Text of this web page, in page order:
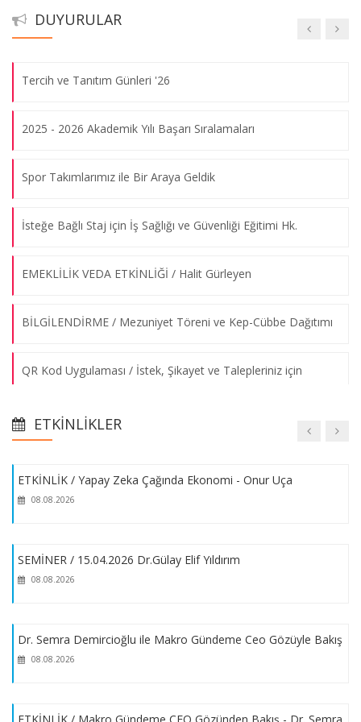
DUYURULAR
Tercih ve Tanıtım Günleri '26
2025 - 2026 Akademik Yılı Başarı Sıralamaları
Spor Takımlarımız ile Bir Araya Geldik
İsteğe Bağlı Staj için İş Sağlığı ve Güvenliği Eğitimi Hk.
EMEKLİLİK VEDA ETKİNLİĞİ / Halit Gürleyen
BİLGİLENDİRME / Mezuniyet Töreni ve Kep-Cübbe Dağıtımı
QR Kod Uygulaması / İstek, Şikayet ve Talepleriniz için
VEFAT / Prof.Dr. Aysu İnsel
KUTLAMA / Fakülte Futbol Takımımız
Uluslararası İlişkiler ve Akademik İşbirliği Ofis
ETKINLIKLER
08.08.2026
TOPLANTI / Nihad Sayar Eğitim Vakfı
KARİYER GÜNLERİ / Sigorta Sektöründe Risk Yönetimi ve
KARİYER GÜNLERİ / Ceteris Paribus'24
08.08.2026
ETKİNLİK / Yapay Zeka Çağında Ekonomi - Onur Uça
08.08.2026
SEMİNER / 15.04.2026 Dr.Gülay Elif Yıldırım
08.08.2026
Dr. Semra Demircioğlu ile Makro Gündeme Ceo Gözüyle Bakış
08.08.2026